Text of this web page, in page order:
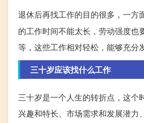
退休后再找工作的目的很多，一方
的工作时间不能太长，劳动强度
等，这些工作相对轻松，能够充分
三十岁应该找什么工作
三十岁是一个人生的转折点，这个
兴趣和特长、市场需求和发展潜